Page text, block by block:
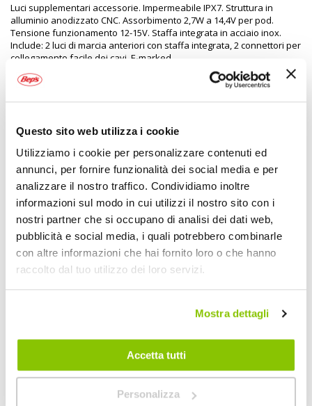
Questo sito web utilizza i cookie
Utilizziamo i cookie per personalizzare contenuti ed
annunci, per fornire funzionalità dei social media e per
analizzare il nostro traffico. Condividiamo inoltre
informazioni sul modo in cui utilizzi il nostro sito con i
nostri partner che si occupano di analisi dei dati web,
pubblicità e social media, i quali potrebbero combinarle
con altre informazioni che hai fornito loro o che hanno
raccolto dal tuo utilizzo dei loro servizi.
Mostra dettagli
Accetta tutti
Personalizza
Luci supplementari accessorie. Impermeabile IPX7. Struttura in
alluminio anodizzato CNC. Assorbimento 2,7W a 14,4V per pod.
Tensione funzionamento 12-15V. Staffa integrata in acciaio inox.
Include: 2 luci di marcia anteriori con staffa integrata, 2 connettori per
collegamento facile dei cavi. E-marked
Maggiori
Informazioni
2091667
5030009444845
No
Moto
Fari supplementari
12-15V
2
Prezzo speciale
OXFORD